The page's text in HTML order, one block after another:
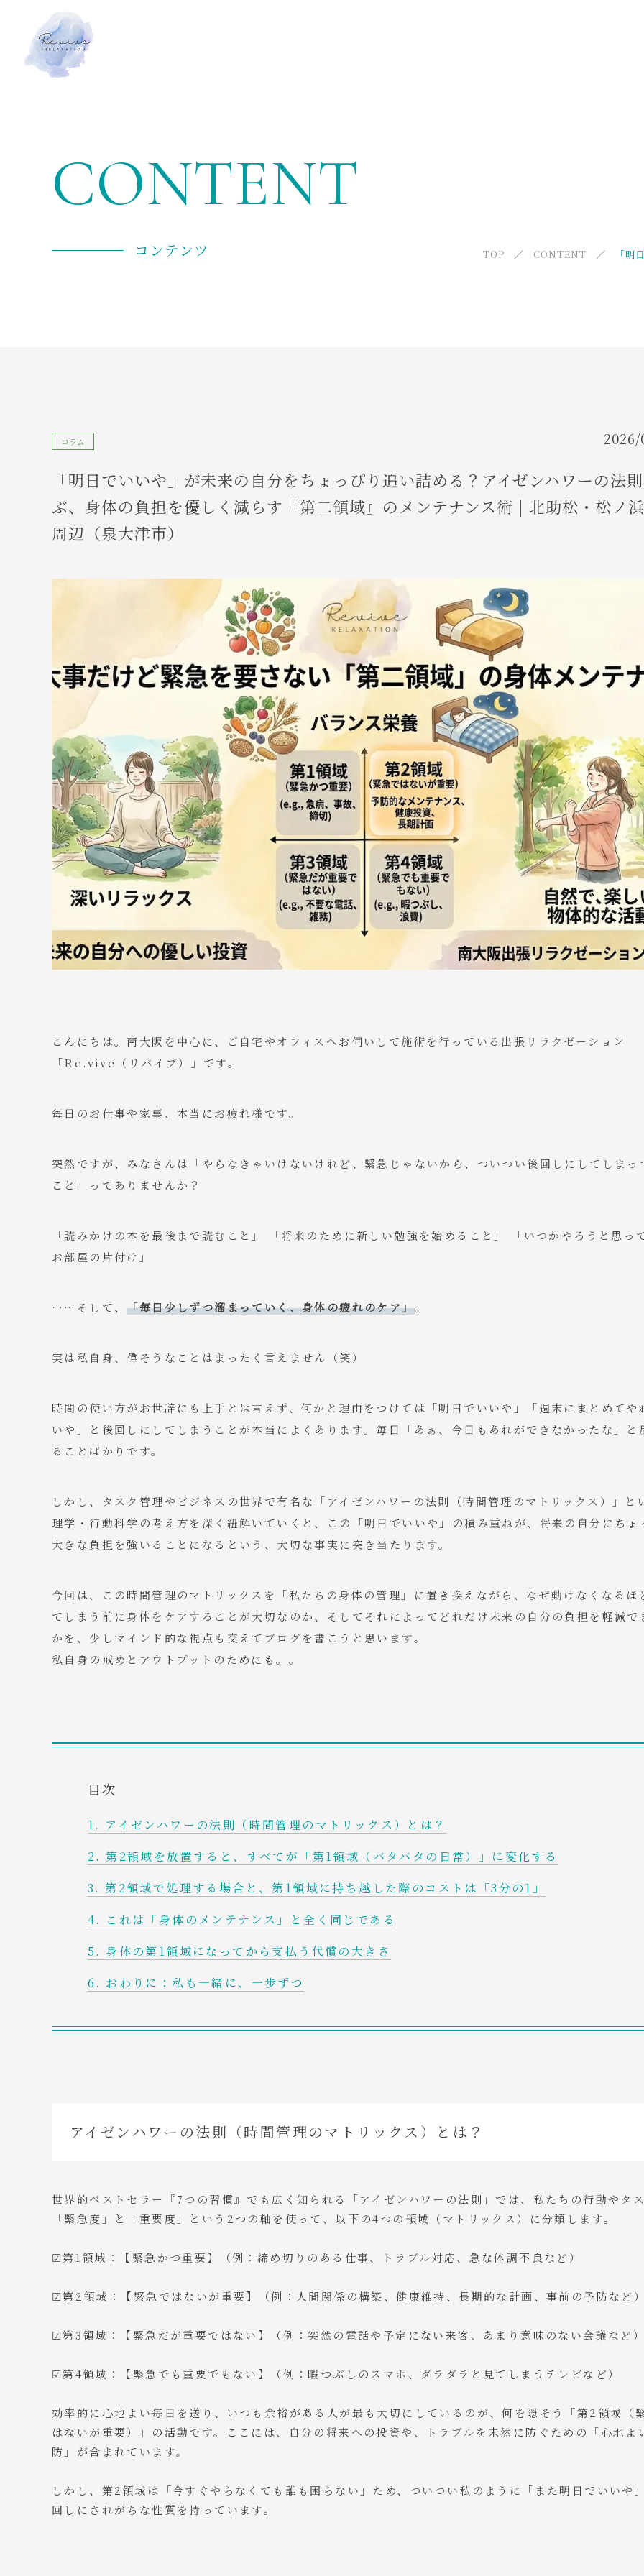
FACILITY
OWNER
代表挨拶
CONTENT
コンテンツ TOP CONTENT
コラム
「明日でいいや」が未来の自分をちょっぴり追い詰める？アイゼンハワーの法
ぶ、身体の負担を優しく減らす『第二領域』のメンテナンス術 | 北助松・松ノ
周辺（泉大津市）
こんにちは。南大阪を中心に、ご自宅やオフィスへお伺いして施術を行っている出張リラクゼーション
「Re.vive（リバイブ）」です。
毎日のお仕事や家事、本当にお疲れ様です。
突然ですが、みなさんは「やらなきゃいけないけれど、緊急じゃないから、ついつい後回しにしてしまっ
こと」ってありませんか？
「読みかけの本を最後まで読むこと」 「将来のために新しい勉強を始めること」 「いつかやろうと思っ
お部屋の片付け」
……そして、「毎日少しずつ溜まっていく、身体の疲れのケア」。
実は私自身、偉そうなことはまったく言えません（笑）
時間の使い方がお世辞にも上手とは言えず、何かと理由をつけては「明日でいいや」「週末にまとめてや
いや」と後回しにしてしまうことが本当によくあります。毎日「あぁ、今日もあれができなかったな」と
ることばかりです。
しかし、タスク管理やビジネスの世界で有名な「アイゼンハワーの法則（時間管理のマトリックス）」と
理学・行動科学の考え方を深く紐解いていくと、この「明日でいいや」の積み重ねが、将来の自分にちょ
大きな負担を強いることになるという、大切な事実に突き当たります。
今回は、この時間管理のマトリックスを「私たちの身体の管理」に置き換えながら、なぜ動けなくなるほ
てしまう前に身体をケアすることが大切なのか、そしてそれによってどれだけ未来の自分の負担を軽減で
かを、少しマインド的な視点も交えてブログを書こうと思います。
私自身の戒めとアウトプットのためにも。。
目次
アイゼンハワーの法則（時間管理のマトリックス）とは？
第2領域を放置すると、すべてが「第1領域（バタバタの日常）」に変化する
第2領域で処理する場合と、第1領域に持ち越した際のコストは「3分の1」
これは「身体のメンテナンス」と全く同じである
身体の第1領域になってから支払う代償の大きさ
おわりに：私も一緒に、一歩ずつ
アイゼンハワーの法則（時間管理のマトリックス）とは？
世界的ベストセラー『7つの習慣』でも広く知られる「アイゼンハワーの法則」では、私たちの行動やタ
「緊急度」と「重要度」という2つの軸を使って、以下の4つの領域（マトリックス）に分類します。
☑第1領域：【緊急かつ重要】（例：締め切りのある仕事、トラブル対応、急な体調不良など）
☑第2領域：【緊急ではないが重要】（例：人間関係の構築、健康維持、長期的な計画、事前の予防など
☑第3領域：【緊急だが重要ではない】（例：突然の電話や予定にない来客、あまり意味のない会議など
☑第4領域：【緊急でも重要でもない】（例：暇つぶしのスマホ、ダラダラと見てしまうテレビなど）
効率的に心地よい毎日を送り、いつも余裕がある人が最も大切にしているのが、何を隠そう「第2領域（
はないが重要）」の活動です。ここには、自分の将来への投資や、トラブルを未然に防ぐための「心地よ
防」が含まれています。
しかし、第2領域は「今すぐやらなくても誰も困らない」ため、ついつい私のように「また明日でいいや
回しにされがちな性質を持っています。